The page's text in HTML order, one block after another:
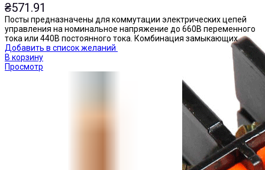
₴571.91
Посты предназначены для коммутации электрических цепей
управления на номинальное напряжение до 660В переменного
тока или 440В постоянного тока. Комбинация замыкающих
Добавить в список желаний
В корзину
Просмотр